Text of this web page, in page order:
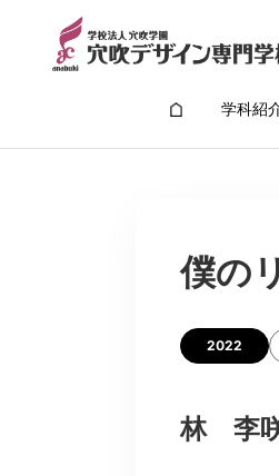
学科紹
僕の
2022
林 李